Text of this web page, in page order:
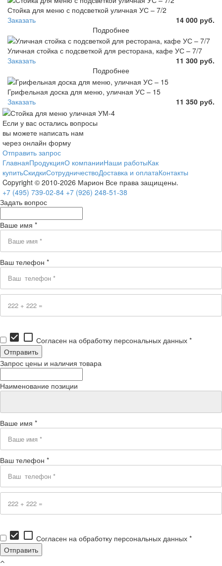
Стойка для меню с подсветкой уличная УС – 7/2
Заказать
14 000 руб.
Подробнее
Уличная стойка с подсветкой для ресторана, кафе УС – 7/7
Заказать
11 300 руб.
Подробнее
Грифельная доска для меню, уличная УС – 15
Заказать
11 350 руб.
Если у вас остались вопросы
вы можете написать нам
через онлайн форму
Отправить запрос
ГлавнаяПродукцияО компанииНаши работыКак
купитьСкидкиСотрудничествоДоставка и оплатаКонтакты
Copyright © 2010-2026 Марион Все права защищены.
+7 (495) 739-02-84 +7 (926) 248-51-38
Задать вопрос
Ваше имя *
Ваш телефон *
check_box check_box_outline_blank Согласен на обработку персональных данных *
Запрос цены и наличия товара
Наименование позиции
Ваше имя *
Ваш телефон *
check_box check_box_outline_blank Согласен на обработку персональных данных *